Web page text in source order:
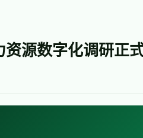
资源数字化调研正